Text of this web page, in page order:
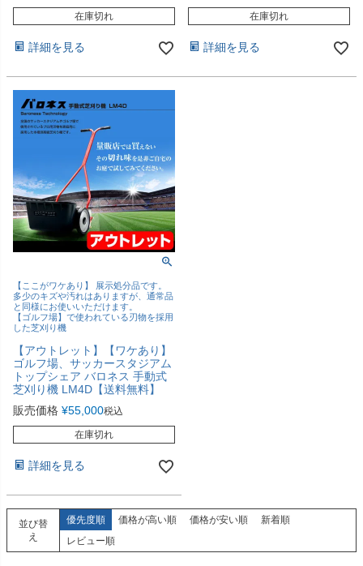
在庫切れ
詳細を見る
在庫切れ
詳細を見る
【ここがワケあり】 展示処分品です。
多少のキズや汚れはありますが、通常品
と同様にお使いいただけます。
【ゴルフ場】で使われている刃物を採用
した芝刈り機
【アウトレット】【ワケあり】
ゴルフ場、サッカースタジアム
トップシェア バロネス 手動式
芝刈り機 LM4D【送料無料】
販売価格 ¥55,000税込
在庫切れ
詳細を見る
並び替
え
優先度順 価格が高い順 価格が安い順
新着順
レビュー順